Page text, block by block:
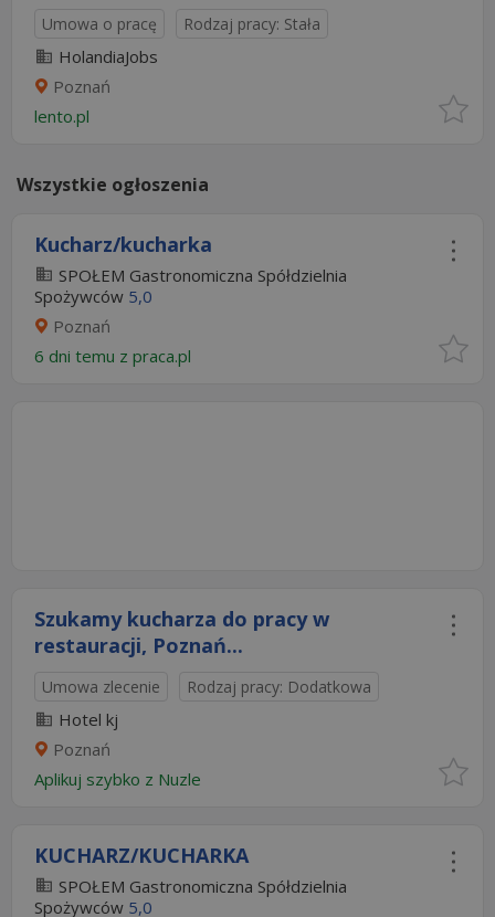
Umowa o pracę Rodzaj pracy: Stała
HolandiaJobs
Poznań
lento.pl
Wszystkie ogłoszenia
Kucharz/kucharka
SPOŁEM Gastronomiczna Spółdzielnia
Spożywców 5,0
Poznań
6 dni temu z praca.pl
Szukamy kucharza do pracy w
restauracji, Poznań...
Umowa zlecenie Rodzaj pracy: Dodatkowa
Hotel kj
Poznań
Aplikuj szybko z Nuzle
KUCHARZ/KUCHARKA
SPOŁEM Gastronomiczna Spółdzielnia
Spożywców 5,0